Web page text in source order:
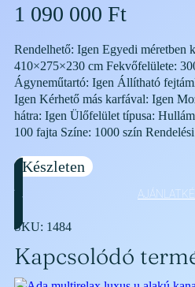
1 090 000 Ft
Rendelhető: Igen Egyedi méretben
410×275×230 cm Fekvőfelülete:
Ágyneműtartó: Igen Állítható
Igen Kérhető más karfával: Igen
hátra: Igen Ülőfelület típusa:
100 fajta Színe: 1000 szín
Készleten
SKU: 1484
Kapcsolódó